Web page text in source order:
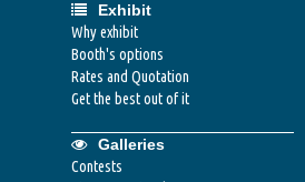
Exhibit
Why exhibit
Booth's options
Rates and Quotation
Get the best out of it
Galleries
Contests